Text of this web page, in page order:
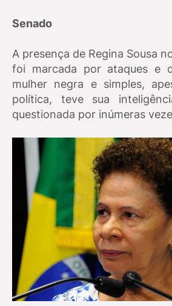
Senado
A presença de Regina Sousa
foi marcada por ataques e
mulher negra e simples,
política, teve sua
questionada por inúmeras